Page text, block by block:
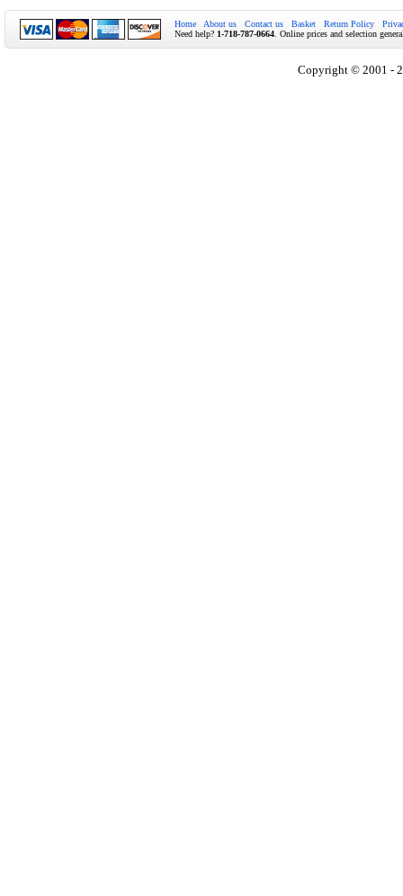
Home About us Contact us Basket Return Policy
Need help? 1-718-787-0664 . Online prices and selection
Copyright © 2001 -